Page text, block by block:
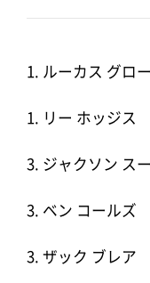
1. ルーカス グロ
1. リー ホッジス
3. ジャクソン ス
3. ベン コールズ
3. ザック ブレア